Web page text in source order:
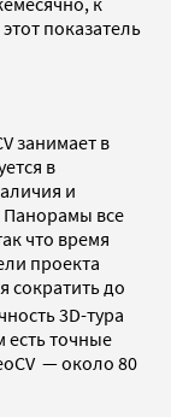
показатель
занимает в
в
и
Панорамы все
что время
проекта
сократить до
3D-тура
точные
—около 80